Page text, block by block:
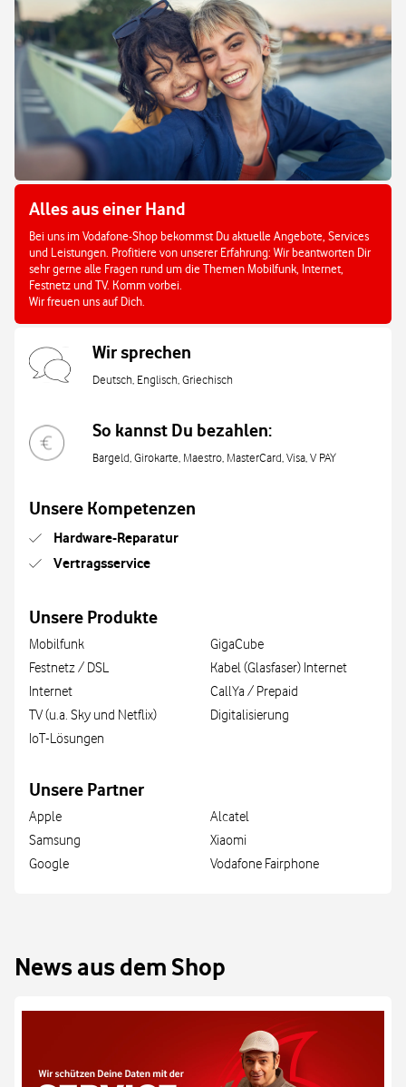
Alles aus einer Hand
Bei uns im Vodafone-Shop bekommst Du aktuelle Angebote, Services
und Leistungen. Profitiere von unserer Erfahrung: Wir beantworten Dir
sehr gerne alle Fragen rund um die Themen Mobilfunk, Internet,
Festnetz und TV. Komm vorbei.
Wir freuen uns auf Dich.
Wir sprechen
Deutsch, Englisch, Griechisch
So kannst Du bezahlen:
Bargeld, Girokarte, Maestro, MasterCard, Visa, V PAY
Unsere Kompetenzen
Hardware-Reparatur
Vertragsservice
Unsere Produkte
Mobilfunk
Festnetz / DSL
Internet
TV (u.a. Sky und Netflix)
IoT-Lösungen
GigaCube
Kabel (Glasfaser) Internet
CallYa / Prepaid
Digitalisierung
Unsere Partner
Apple
Samsung
Google
Alcatel
Xiaomi
Vodafone Fairphone
News aus dem Shop